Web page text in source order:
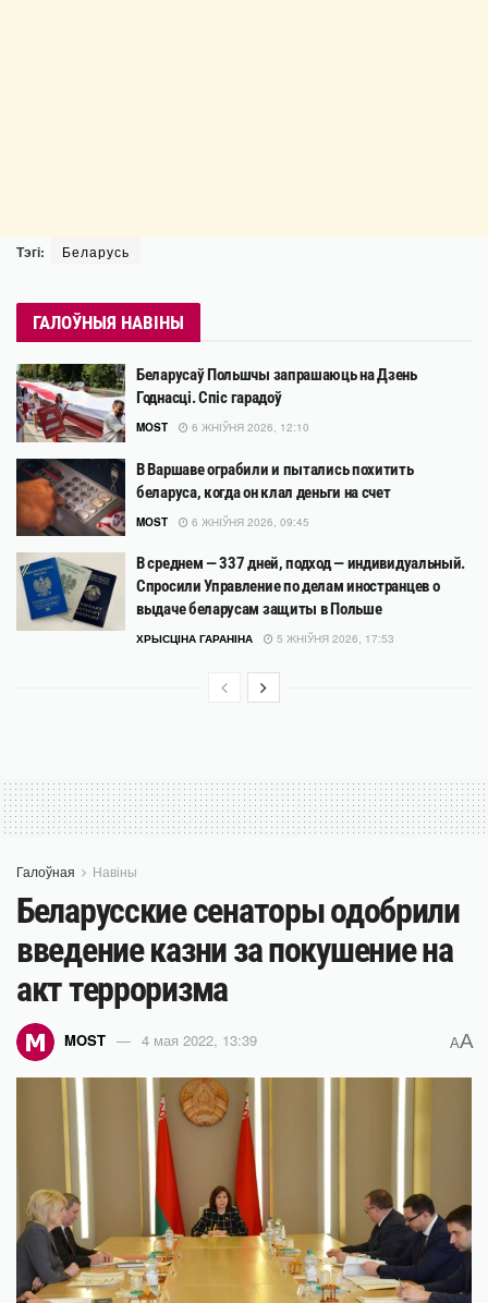
Тэгі: Беларусь
ГАЛОЎНЫЯ НАВІНЫ
Беларусаў Польшчы запрашаюць на Дзень
Годнасці. Спіс гарадоў
MOST 6 ЖНІЎНЯ 2026, 12:10
В Варшаве ограбили и пытались похитить
беларуса, когда он клал деньги на счет
MOST 6 ЖНІЎНЯ 2026, 09:45
В среднем — 337 дней, подход — индивидуальный.
Спросили Управление по делам иностранцев о
выдаче беларусам защиты в Польше
ХРЫСЦІНА ГАРАНІНА 5 ЖНІЎНЯ 2026, 17:53
Галоўная Навіны
Беларусские сенаторы одобрили
введение казни за покушение на
акт терроризма
MOST 4 мая 2022, 13:39 AA